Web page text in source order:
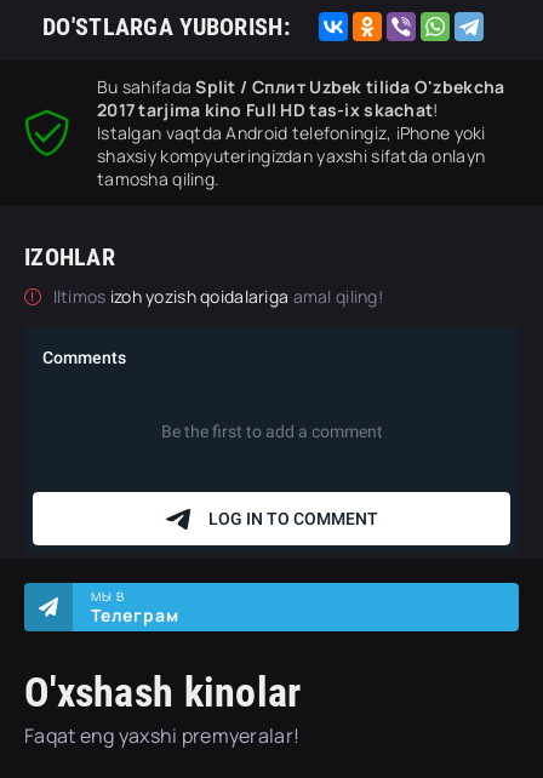
DO'STLARGA YUBORISH:
Bu sahifadaSplit / Сплит Uzbek tilida O'zbekcha
2017 tarjima kino Full HD tas-ix skachat!
Istalgan vaqtda Android telefoningiz, iPhone yoki
shaxsiy kompyuteringizdan yaxshi sifatda onlayn
tamosha qiling.
IZOHLAR
Iltimos izoh yozish qoidalariga amal qiling!
O'xshash kinolar
Faqat eng yaxshi premyeralar!
МЫ В
Телеграм